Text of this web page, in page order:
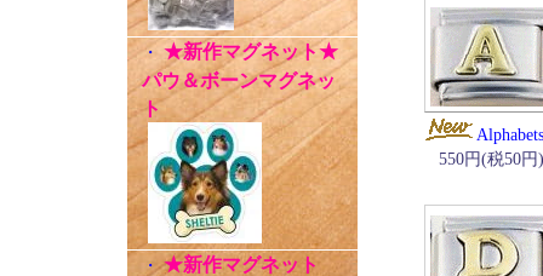
・ ★新作マグネット★
パウ＆ボーンマグネッ
ト
・★新作マグネット
550円(税50円)